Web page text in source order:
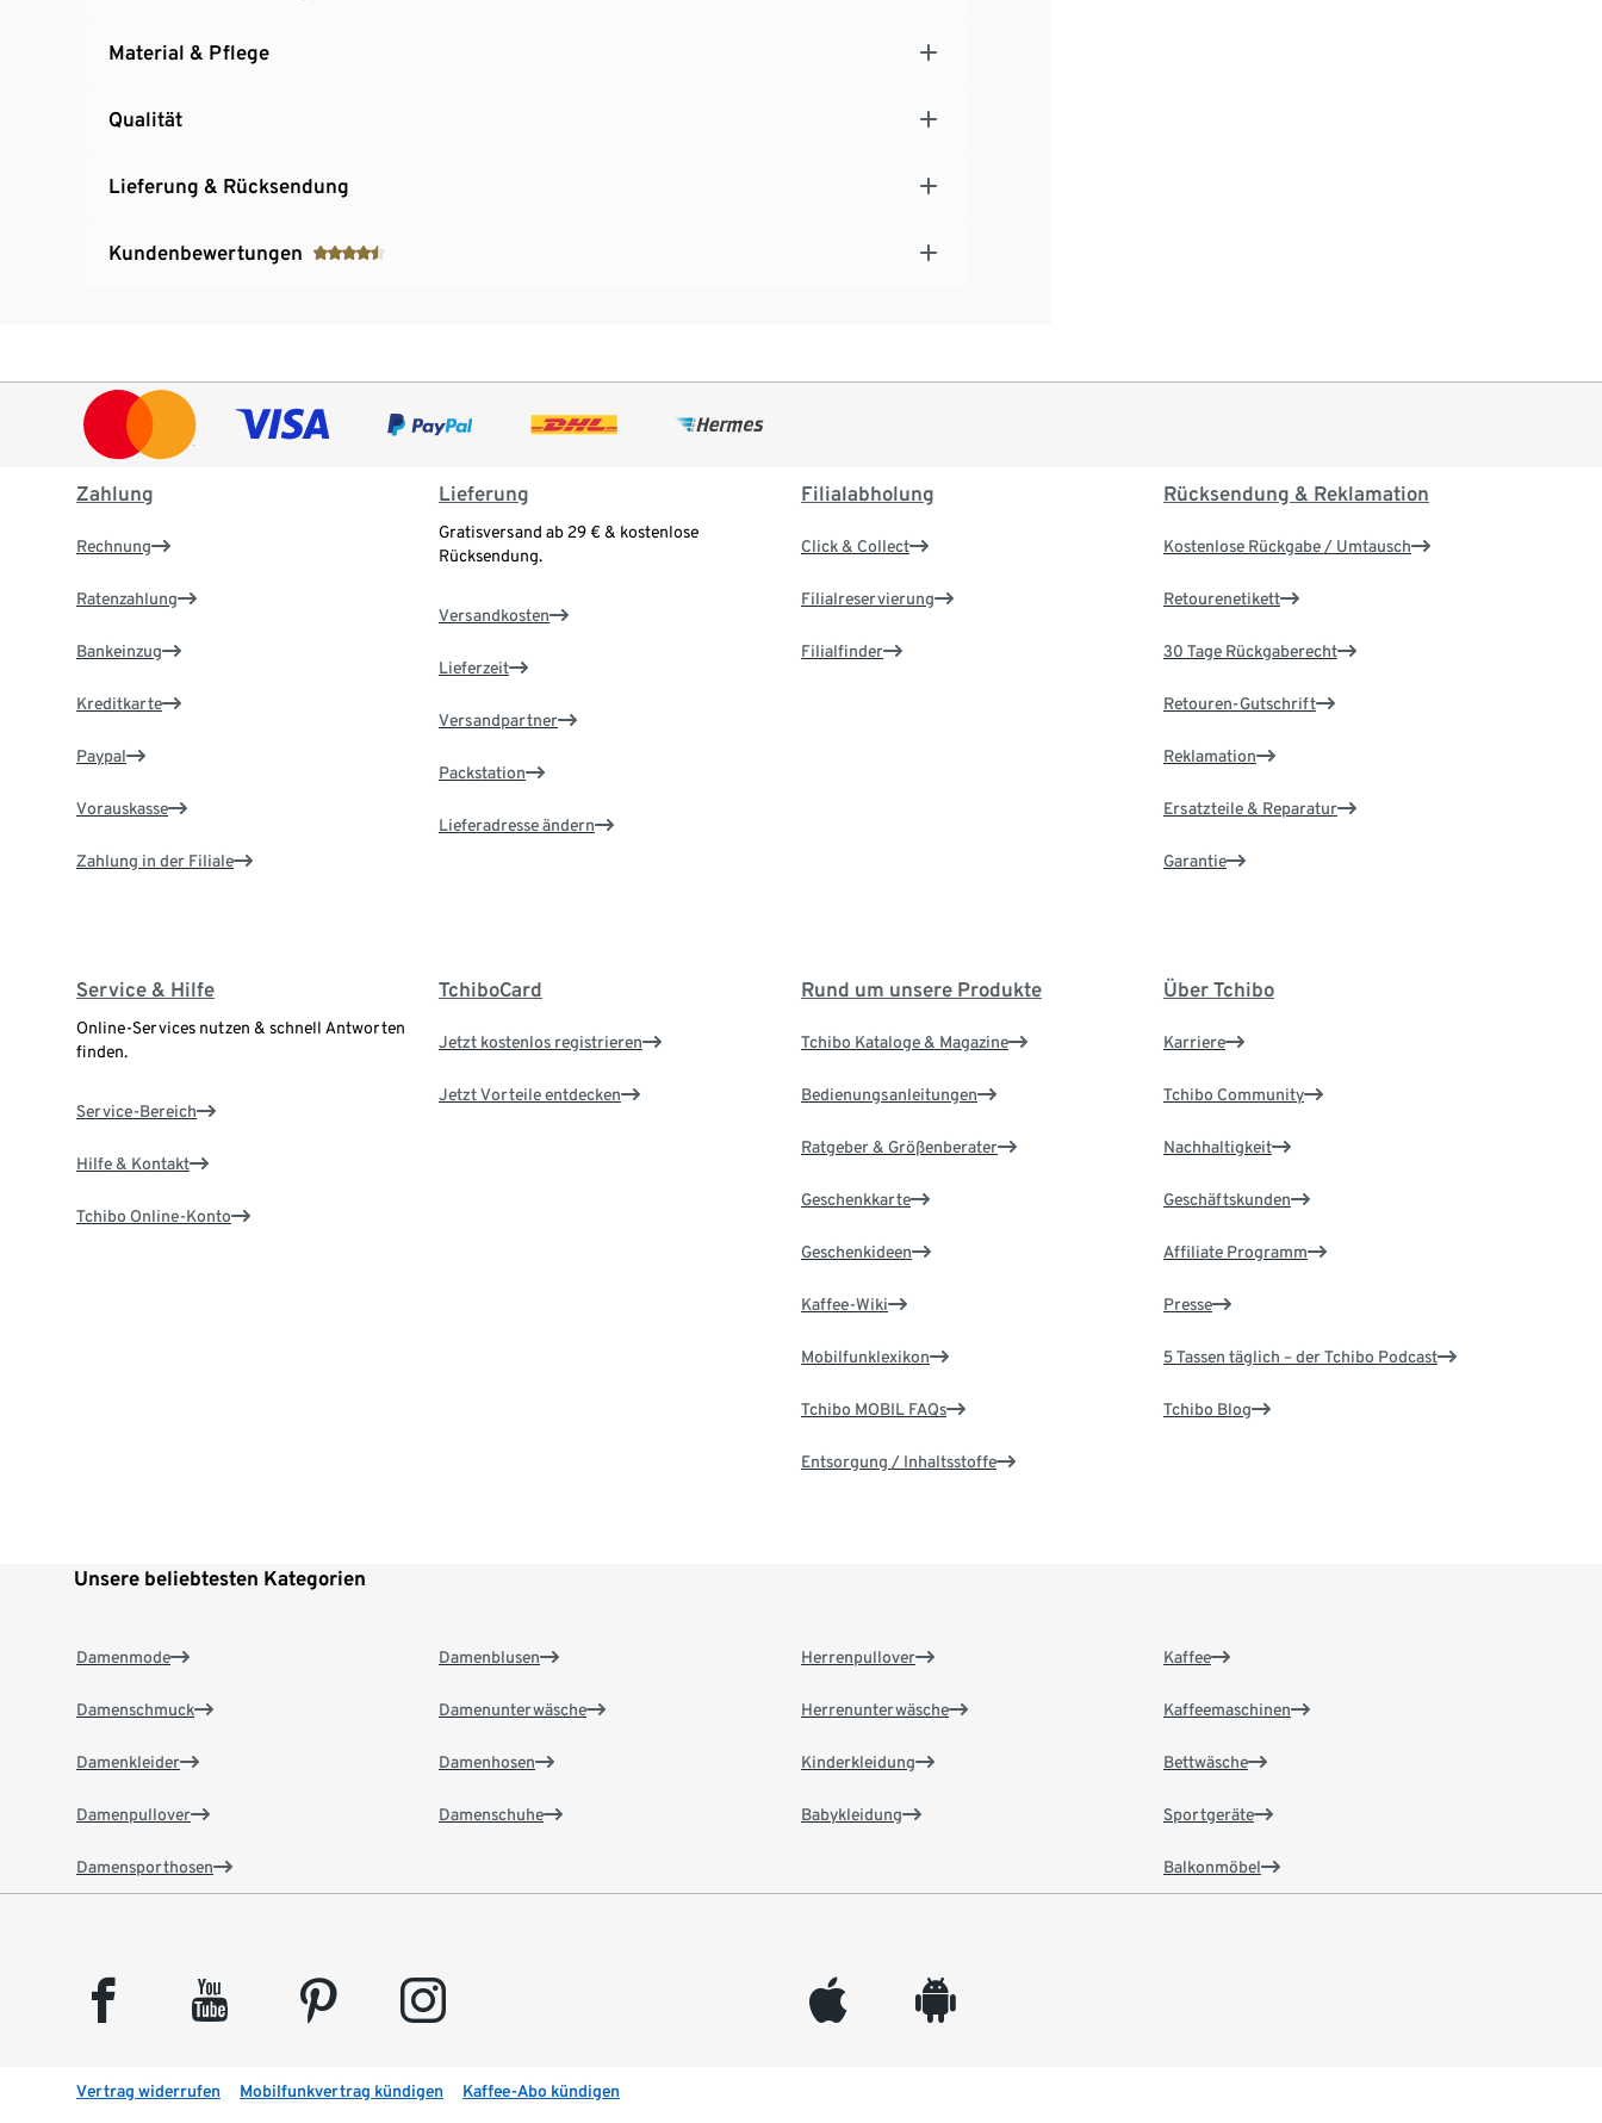
Material & Pflege
Qualität
Lieferung & Rücksendung
Kundenbewertungen
Zahlung
Rechnung
Ratenzahlung
Bankeinzug
Kreditkarte
Paypal
Vorauskasse
Zahlung in der Filiale
Lieferung
Gratisversand ab 29 € & kostenlose
Rücksendung.
Versandkosten
Lieferzeit
Versandpartner
Packstation
Lieferadresse ändern
Filialabholung
Click & Collect
Filialreservierung
Filialfinder
Rücksendung & Reklamation
Kostenlose Rückgabe / Umtausch
Retourenetikett
30 Tage Rückgaberecht
Retouren-Gutschrift
Reklamation
Ersatzteile & Reparatur
Garantie
Service & Hilfe
Online-Services nutzen & schnell Antworten
finden.
Service-Bereich
Hilfe & Kontakt
Tchibo Online-Konto
TchiboCard
Jetzt kostenlos registrieren
Jetzt Vorteile entdecken
Rund um unsere Produkte
Tchibo Kataloge & Magazine
Bedienungsanleitungen
Ratgeber & Größenberater
Geschenkkarte
Geschenkideen
Kaffee-Wiki
Mobilfunklexikon
Tchibo MOBIL FAQs
Entsorgung / Inhaltsstoffe
Über Tchibo
Karriere
Tchibo Community
Nachhaltigkeit
Geschäftskunden
Affiliate Programm
Presse
5 Tassen täglich – der Tchibo Podcast
Tchibo Blog
Unsere beliebtesten Kategorien
Damenmode
Damenschmuck
Damenkleider
Damenpullover
Damensporthosen
Damenblusen
Damenunterwäsche
Damenhosen
Damenschuhe
Herrenpullover
Herrenunterwäsche
Kinderkleidung
Babykleidung
Kaffee
Kaffeemaschinen
Bettwäsche
Sportgeräte
Balkonmöbel
facebook youtube pinterest instagram appleinc android
Vertrag widerrufen Mobilfunkvertrag kündigen Kaffee-Abo kündigen